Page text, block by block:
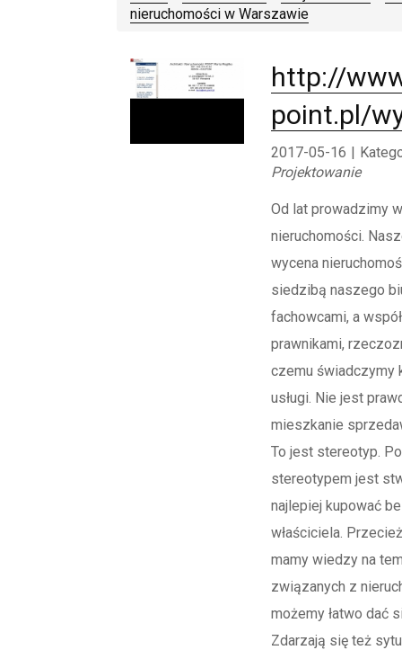
nieruchomości w Warszawie
http://
point.pl/
2017-05-16 |
Projektowanie
Od lat prowadzimy
nieruchomości.
wycena
siedzibą naszego
fachowcami, a
prawnikami,
czemu świadczymy
usługi. Nie jest
mieszkanie
To jest stereotyp.
stereotypem jest
najlepiej kupować
właściciela.
mamy wiedzy na
związanych z
możemy łatwo dać
Zdarzają się też